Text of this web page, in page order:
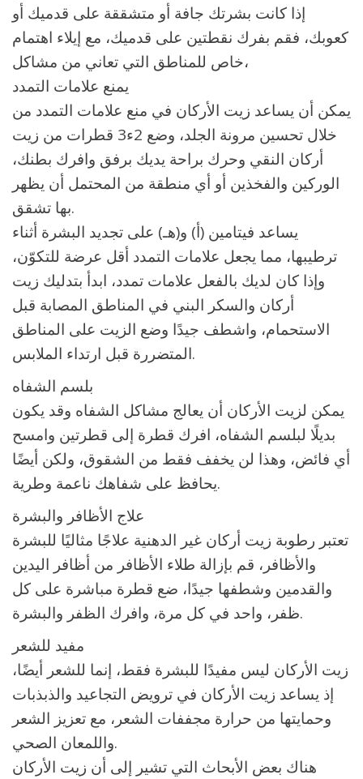
إذا كانت بشرتك جافة أو متشققة على قدميك أو
كعوبك، فقم بفرك نقطتين على قدميك، مع إيلاء اهتمام
خاص للمناطق التي تعاني من مشاكل،
يمنع علامات التمدد
يمكن أن يساعد زيت الأركان في منع علامات التمدد من
خلال تحسين مرونة الجلد، وضع 2ء3 قطرات من زيت
أركان النقي وحرك براحة يديك برفق وافرك بطنك،
الوركين والفخذين أو أي منطقة من المحتمل أن يظهر
بها تشقق.
يساعد فيتامين (أ) و(هـ) على تجديد البشرة أثناء
ترطيبها، مما يجعل علامات التمدد أقل عرضة للتكوّن،
وإذا كان لديك بالفعل علامات تمدد، ابدأ بتدليك زيت
أركان والسكر البني في المناطق المصابة قبل
الاستحمام، واشطف جيدًا وضع الزيت على المناطق
المتضررة قبل ارتداء الملابس.
بلسم الشفاه
يمكن لزيت الأركان أن يعالج مشاكل الشفاه وقد يكون
بديلًا لبلسم الشفاه، افرك قطرة إلى قطرتين وامسح
أي فائض، وهذا لن يخفف فقط من الشقوق، ولكن أيضًا
يحافظ على شفاهك ناعمة وطرية.
علاج الأظافر والبشرة
تعتبر رطوبة زيت أركان غير الدهنية علاجًا مثاليًا للبشرة
والأظافر، قم بإزالة طلاء الأظافر من أظافر اليدين
والقدمين وشطفها جيدًا، ضع قطرة مباشرة على كل
ظفر، واحد في كل مرة، وافرك الظفر والبشرة.
مفيد للشعر
زيت الأركان ليس مفيدًا للبشرة فقط، إنما للشعر أيضًا،
إذ يساعد زيت الأركان في ترويض التجاعيد والذبذبات
وحمايتها من حرارة مجففات الشعر، مع تعزيز الشعر
واللمعان الصحي.
هناك بعض الأبحاث التي تشير إلى أن زيت الأركان